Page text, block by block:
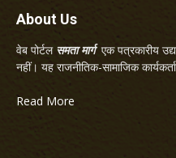
About Us
वेब पोर्टल समता मार्गएक पत्रकारीय
नहीं। यह राजनीतिक-सामाजिक
Read More